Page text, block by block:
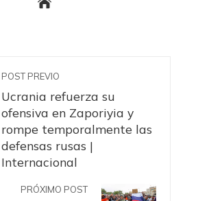
POST PREVIO
Ucrania refuerza su
ofensiva en Zaporiyia y
rompe temporalmente las
defensas rusas |
Internacional
PRÓXIMO POST